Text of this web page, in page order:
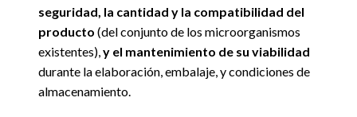
seguridad, la cantidad y la compatibilidad del
producto (del conjunto de los microorganismos
existentes), y el mantenimiento de su viabilidad
durante la elaboración, embalaje, y condiciones de
almacenamiento.